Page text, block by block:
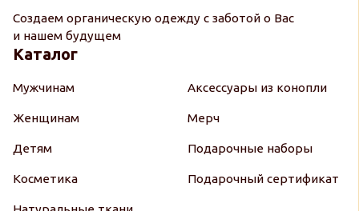
Создаем органическую одежду с заботой о Вас
и нашем будущем
Каталог
Мужчинам
Женщинам
Детям
Косметика
Аксессуары из конопли
Мерч
Подарочные наборы
Подарочный сертификат